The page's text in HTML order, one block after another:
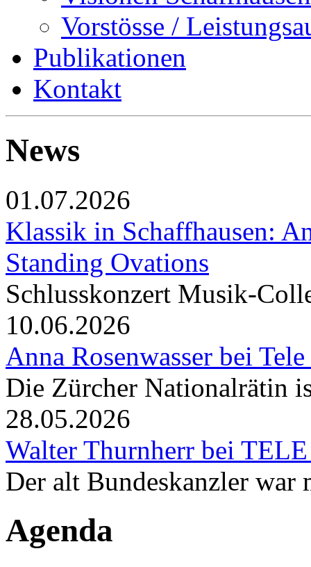
Vorstösse /
Publikationen
Kontakt
News
01.07.2026
Klassik in Schaffhausen:
Standing Ovations
Schlusskonzert Musik-
10.06.2026
Anna Rosenwasser bei
Die Zürcher Nationalrätin
28.05.2026
Walter Thurnherr bei
Der alt Bundeskanzler war
Agenda